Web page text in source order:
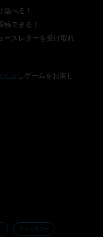
遊べる！
できる！
ースレターを受け取れ
イン しゲームをお楽し
ファンタジー